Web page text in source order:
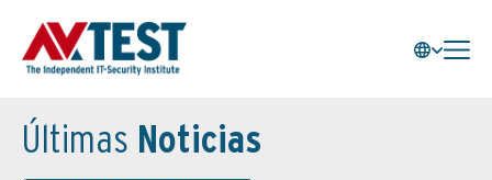
Últimas Noticias